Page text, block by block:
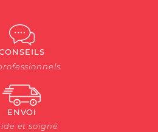
ENVOI
et soigné